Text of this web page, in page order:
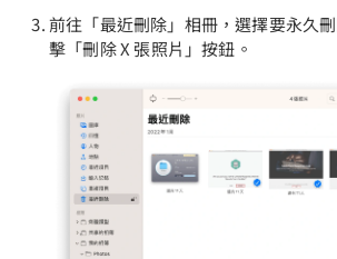
前往「最近刪除」相冊，選擇要永久
擊「刪除 X 張照片」按鈕。